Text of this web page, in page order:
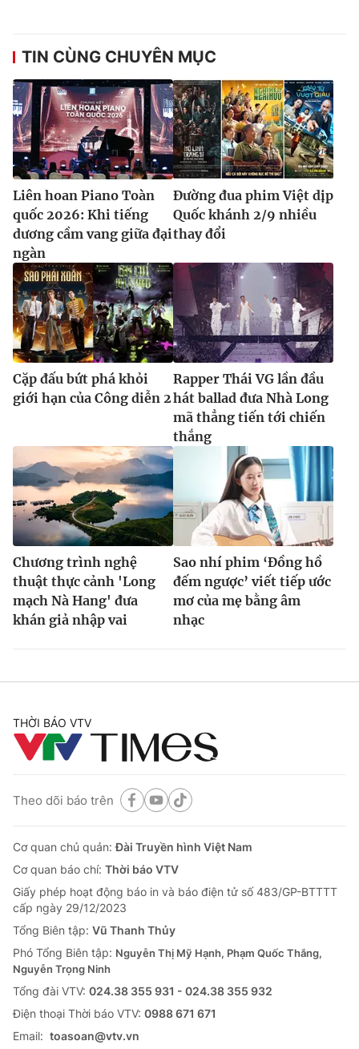
TIN CÙNG CHUYÊN MỤC
Liên hoan Piano Toàn
quốc 2026: Khi tiếng
dương cầm vang giữa đại
ngàn
Đường đua phim Việt dịp
Quốc khánh 2/9 nhiều
thay đổi
Cặp đấu bứt phá khỏi
giới hạn của Công diễn 2
Rapper Thái VG lần đầu
hát ballad đưa Nhà Long
mã thẳng tiến tới chiến
thắng
Chương trình nghệ
thuật thực cảnh 'Long
mạch Nà Hang' đưa
khán giả nhập vai
Sao nhí phim ‘Đồng hồ
đếm ngược’ viết tiếp ước
mơ của mẹ bằng âm
nhạc
THỜI BÁO VTV
Theo dõi báo trên
Cơ quan chủ quản:Đài Truyền hình Việt Nam
Cơ quan báo chí: Thời báo VTV
Giấy phép hoạt động báo in và báo điện tử số 483/GP-BTTTT
cấp ngày 29/12/2023
Tổng Biên tập: Vũ Thanh Thủy
Phó Tổng Biên tập: Nguyễn Thị Mỹ Hạnh, Phạm Quốc Thắng,
Nguyễn Trọng Ninh
Tổng đài VTV: 024.38 355 931 - 024.38 355 932
Ðiện thoại Thời báo VTV: 0988 671 671
Email: toasoan@vtv.vn